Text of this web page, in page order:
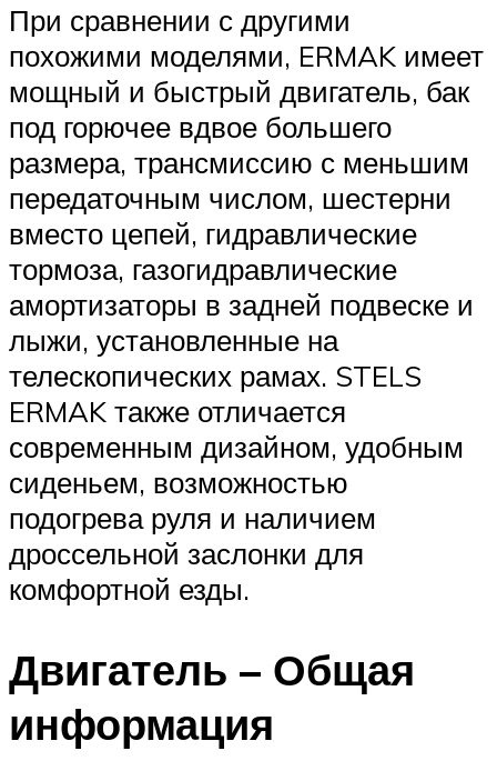
При сравнении с другими
похожими моделями, ERMAK имеет
мощный и быстрый двигатель, бак
под горючее вдвое большего
размера, трансмиссию с меньшим
передаточным числом, шестерни
вместо цепей, гидравлические
тормоза, газогидравлические
амортизаторы в задней подвеске и
лыжи, установленные на
телескопических рамах. STELS
ERMAK также отличается
современным дизайном, удобным
сиденьем, возможностью
подогрева руля и наличием
дроссельной заслонки для
комфортной езды.
Двигатель – Общая
информация